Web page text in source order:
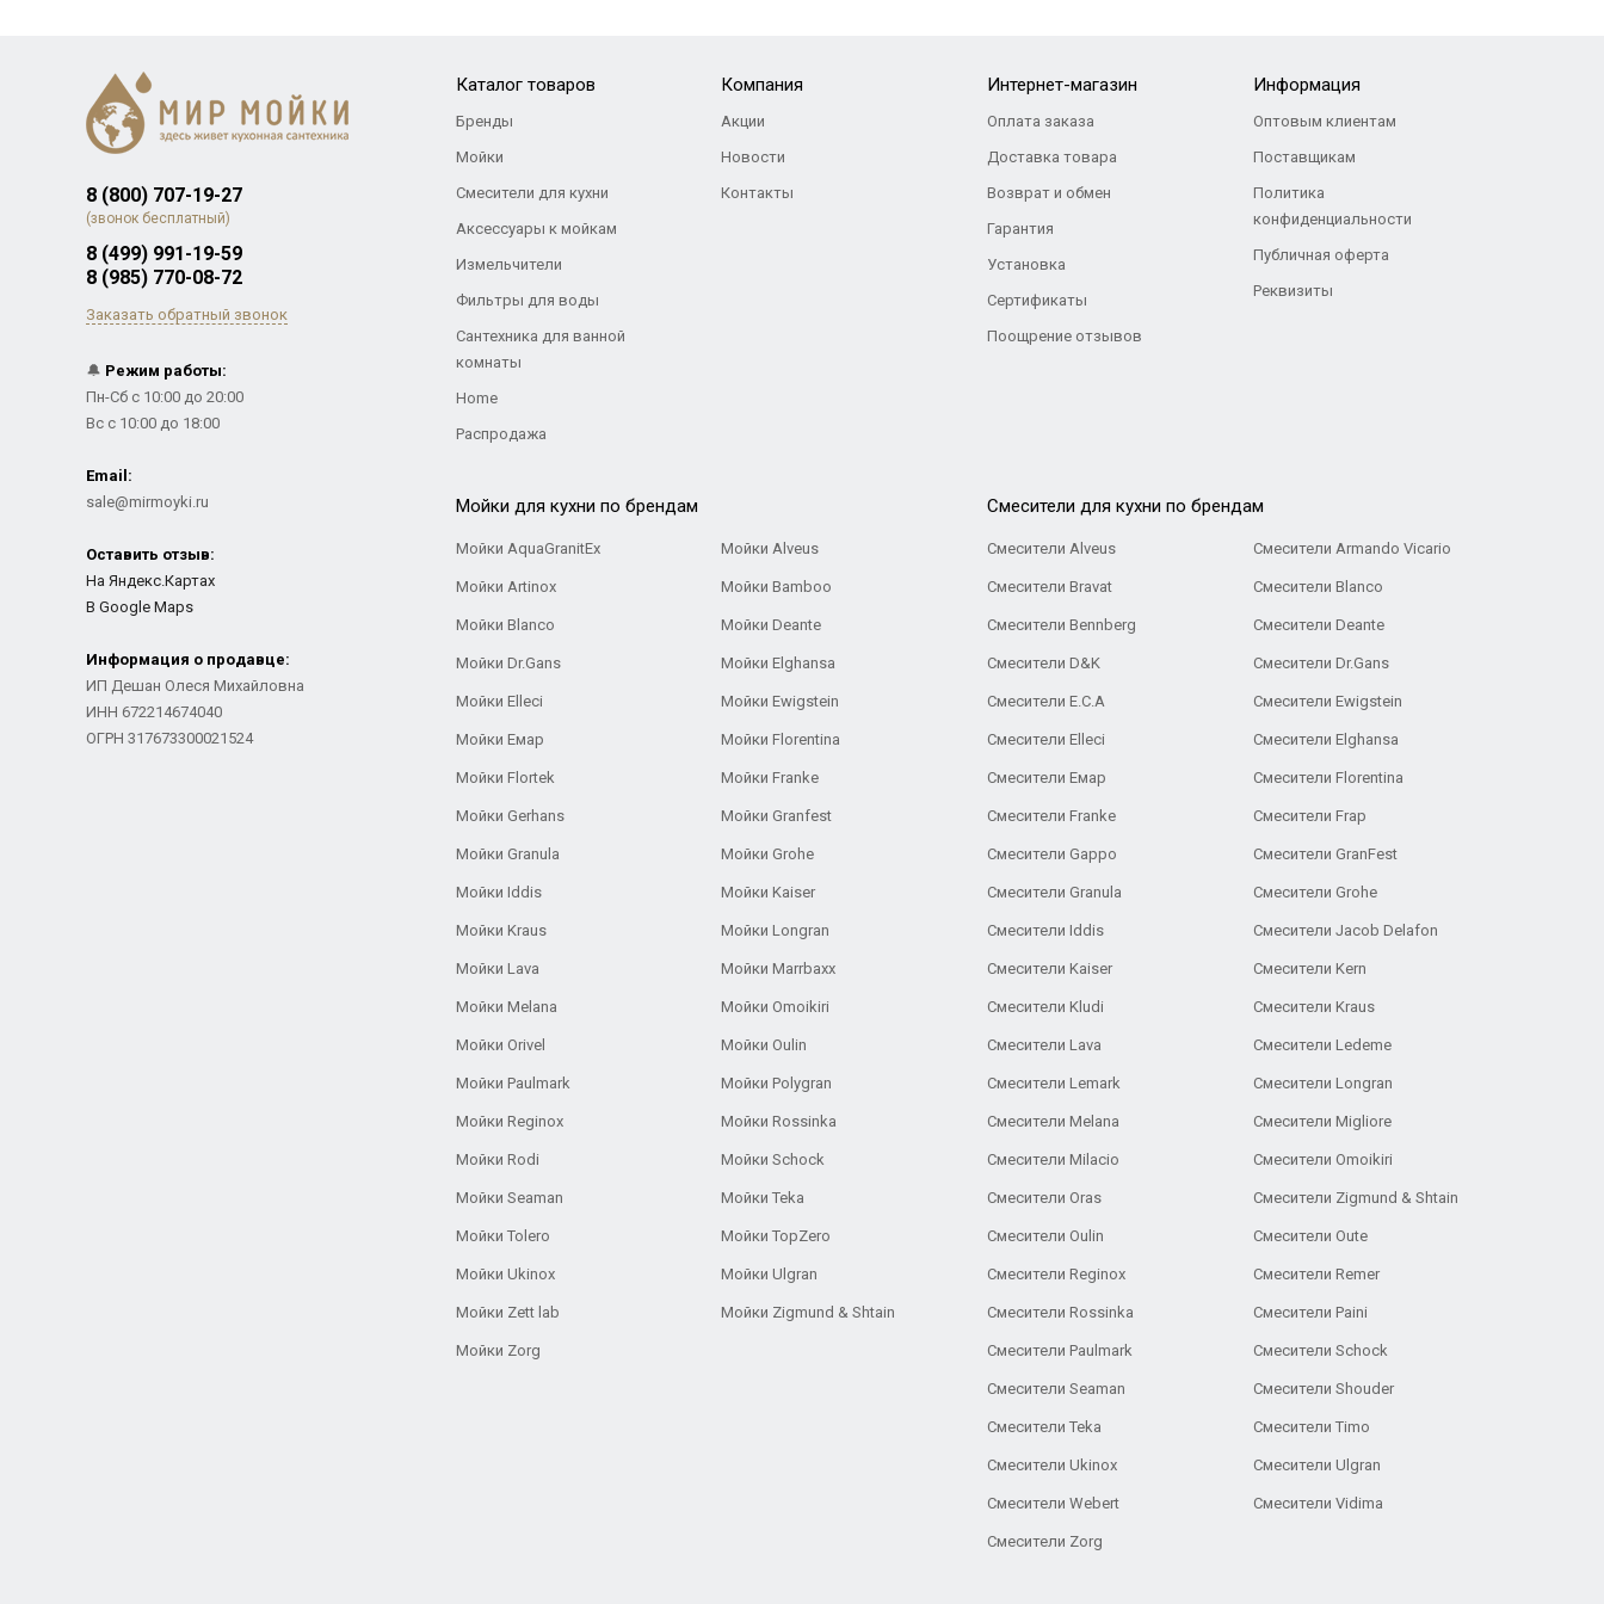
8 (800) 707-19-27
(звонок бесплатный)
8 (499) 991-19-59
8 (985) 770-08-72
Заказать обратный звонок
🔔 Режим работы:
Пн-Сб с 10:00 до 20:00
Вс с 10:00 до 18:00
Email:
sale@mirmoyki.ru
Оставить отзыв:
На Яндекс.Картах
В Google Maps
Информация о продавце:
ИП Дешан Олеся Михайловна
ИНН 672214674040
ОГРН 317673300021524
Каталог товаров
Бренды
Мойки
Смесители для кухни
Аксессуары к мойкам
Измельчители
Фильтры для воды
Сантехника для ванной
комнаты
Home
Распродажа
Компания
Акции
Новости
Контакты
Интернет-магазин
Оплата заказа
Доставка товара
Возврат и обмен
Гарантия
Установка
Сертификаты
Поощрение отзывов
Информация
Оптовым клиентам
Поставщикам
Политика
конфиденциальности
Публичная оферта
Реквизиты
Мойки для кухни по брендам
Мойки AquaGranitEx Мойки Alveus
Мойки Artinox Мойки Bamboo
Мойки Blanco Мойки Deante
Мойки Dr.Gans Мойки Elghansa
Мойки Elleci Мойки Ewigstein
Мойки Емар Мойки Florentina
Мойки Flortek Мойки Franke
Мойки Gerhans Мойки Granfest
Мойки Granula Мойки Grohe
Мойки Iddis Мойки Kaiser
Мойки Kraus Мойки Longran
Мойки Lava Мойки Marrbaxx
Мойки Melana Мойки Omoikiri
Мойки Orivel Мойки Oulin
Мойки Paulmark Мойки Polygran
Мойки Reginox Мойки Rossinka
Мойки Rodi Мойки Schock
Мойки Seaman Мойки Teka
Мойки Tolero Мойки TopZero
Мойки Ukinox Мойки Ulgran
Мойки Zett lab Мойки Zigmund & Shtain
Мойки Zorg
Cмесители для кухни по брендам
Смесители Alveus Смесители Armando Vicario
Смесители Bravat Смесители Blanco
Смесители Bennberg Смесители Deante
Смесители D&K Смесители Dr.Gans
Смесители E.C.A Cмесители Ewigstein
Смесители Elleci Смесители Elghansa
Смесители Емар Смесители Florentina
Смесители Franke Смесители Frap
Смесители Gappo Смесители GranFest
Смесители Granula Смесители Grohe
Смесители Iddis Смесители Jacob Delafon
Смесители Kaiser Смесители Kern
Смесители Kludi Смесители Kraus
Смесители Lava Смесители Ledeme
Смесители Lemark Смесители Longran
Смесители Melana Смесители Migliore
Смесители Milacio Смесители Omoikiri
Смесители Oras Смесители Zigmund & Shtain
Смесители Oulin Смесители Oute
Смесители Reginox Смесители Remer
Смесители Rossinka Смесители Paini
Смесители Paulmark Смесители Schock
Смесители Seaman Смесители Shouder
Смесители Teka Смесители Timo
Смесители Ukinox Смесители Ulgran
Смесители Webert Смесители Vidima
Смесители Zorg